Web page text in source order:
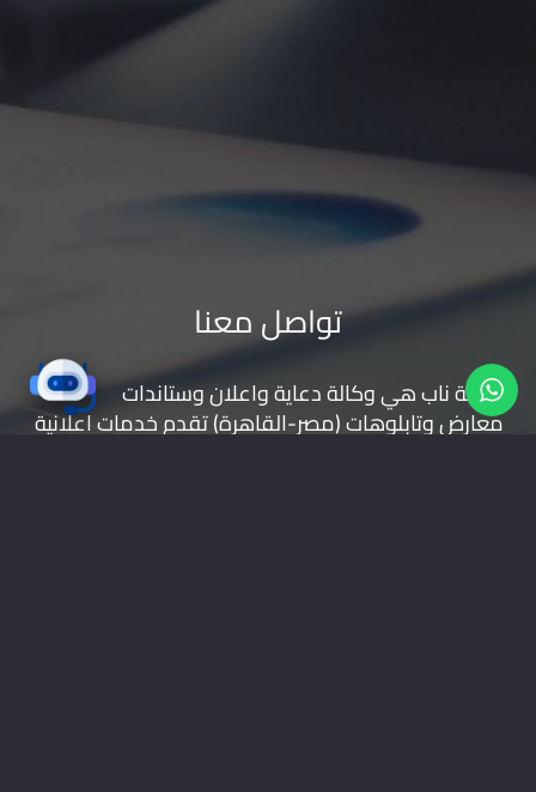
تواصل معنا
شركة ناب هي وكالة دعاية واعلان وستاندات
معارضوتابلوهات(مصر-القاهرة) تقدم خدمات اعلانية